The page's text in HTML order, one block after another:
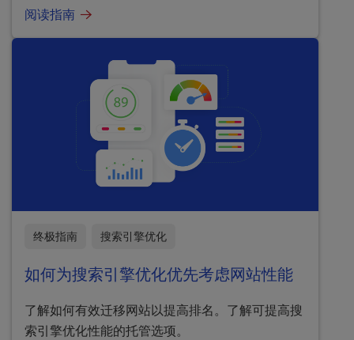
阅读指南
终极指南 搜索引擎优化
如何为搜索引擎优化优先考虑网站性能
了解如何有效迁移网站以提高排名。了解可提高搜
索引擎优化性能的托管选项。